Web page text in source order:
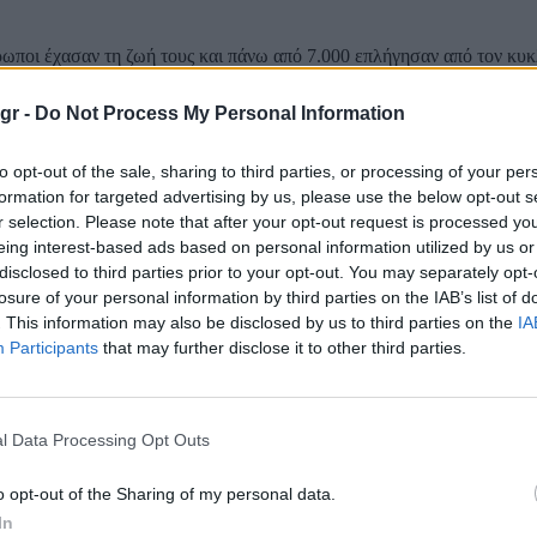
- Do Not Process My Personal Information
opt-out of the sale, sharing to third parties, or processing of your
for targeted advertising by us, please use the below opt-out
selection. Please note that after your opt-out request is processed
interest-based ads based on personal information utilized by us
to third parties prior to your opt-out. You may separately
of your personal information by third parties on the IAB’s list of
This information may also be disclosed by us to third parties on the
Participants that may further disclose it to other third parties.
Data Processing Opt Outs
opt-out of the Sharing of my personal data.
έχασαν τη ζωή τους και πάνω από 7.000 επλήγησαν από τον
Εθνικό Γραφείο Διαχείρισης Κρίσεων και Καταστροφών. Έξι
χτυπά το Ακαπούλκο χωρίς να
Εικόνες απόλυτης καταστροφής
έχουν καταστραφεί με το πέρασμα του τυφώνα Otis
Μεξικού. ενώ τουλάχιστον 27 άνθρωποι έχασαν τη ζωή τους. Το 80% των
στο Ακαπούλκο υπέστησαν ζημιές. Μια πόλη χωρίς φαγητό, χωρίς
τους κατοίκους (video)